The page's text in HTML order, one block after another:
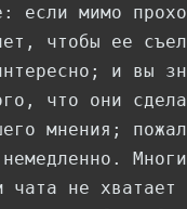
если мимо
чтобы ее
и вы
что они
мнения;
чата не